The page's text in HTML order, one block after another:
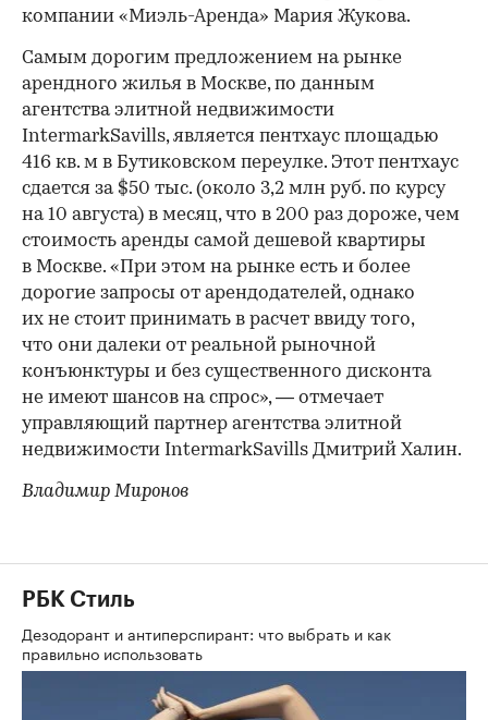
компании «Миэль-Аренда» Мария Жукова.
Самым дорогим предложением на рынке
арендного жилья в Москве, по данным
агентства элитной недвижимости
IntermarkSavills, является пентхаус площадью
416 кв. м в Бутиковском переулке. Этот пентхаус
сдается за $50 тыс. (около 3,2 млн руб. по курсу
на 10 августа) в месяц, что в 200 раз дороже, чем
стоимость аренды самой дешевой квартиры
в Москве. «При этом на рынке есть и более
дорогие запросы от арендодателей, однако
их не стоит принимать в расчет ввиду того,
что они далеки от реальной рыночной
конъюнктуры и без существенного дисконта
не имеют шансов на спрос», — отмечает
управляющий партнер агентства элитной
недвижимости IntermarkSavills Дмитрий Халин.
Владимир Миронов
РБК Стиль
Дезодорант и антиперспирант: что выбрать и как
правильно использовать